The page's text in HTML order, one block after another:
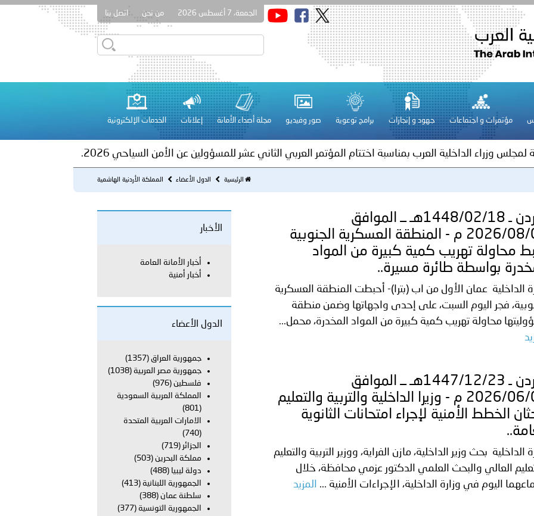
الجمعة، 7 أغسطس 2026 من نحن اتصل بنا
مؤتمرات و اجتماعات جهود و إنجازات برامج توعوية صور وفيديو مجلة أصداء الأمانة إعلانات الخدمات الإلكترونية
الكويت ـ 1448/02/22هـ ــ الموافق 2026/08/05 م - بمناسبة صدور المرسومين الأميريين معالي النائب الأول لرئيس مجلس الوزراء
بتعيين اللواء حمد أحمد المنيفي وكيل وزارة مساعد لشؤون الأمن العام..
لمجلس وزراء الداخلية العرب بشأن الاعتداءات الإرهابية الحوثية على الأعيان المدنية في مدينة نـجران
لمجلس وزراء الداخلية العرب بمناسبة اختتام المؤتمر العربي الثاني عشر للمسؤولين عن الأمن السياحي 2026.
مشروع قانون عربي استرشادي لحماية الآثار والتراث الوطني
عشر للمسؤولين عن الأمن السياحي
فلسطين ـ 1448/02/22هـ ــ الموافق 2026/08/05 م - الشرطة الفلسطينية والكلية الدولية الجامعية للعلوم والصحة توقعان اتفاقية
في المجالات الأكاديمية والتدريبية، والتوعية والإرشاد المجتمعي..
الإمارات ـ 1448/02/22هـ ــ الموافق 2026/08/05 م - شرطة أبوظبي تحذر من زيادة عدد الركاب في المركبات حفاظًا على سلامة
الإمارات ـ 1448/02/22هـ ــ الموافق 2026/08/05 م - شرطة أبوظبي تطلع وفد الشرطة الإيطالية على منظومتي التأهيل الشرطي
الإمارات ـ 1448/02/22هـ ــ الموافق 2026/08/05 م - شرطة أبوظبي تنظم حملة للتبرع بالدم في منطقة الظفرة تعزيزا للمسؤولية
الكويت ـ 1448/02/22هـ ــ الموافق 2026/08/05 م - بمناسبة صدور المرسومين الأميريين معالي النائب الأول لرئيس مجلس الوزراء
الرئيسية الدول الأعضاء المملكة الأردنية الهاشمية
الأردن ـ 1448/02/18هـ ــ الموافق
2026/08/01 م - المنطقة العسكرية الجنوبية
محاولة تهريب كمية كبيرة من المواد
بواسطة طائرة مسيرة..
الداخلية عمان الأول من اب (بترا)- أحبطت المنطقة العسكرية
فجر اليوم السبت، على إحدى واجهاتها وضمن منطقة
محاولة تهريب كمية كبيرة من المواد المخدرة، محمل...
الأردن ـ 1447/12/23هـ ــ الموافق
2026/06/09 م - وزيرا الداخلية والتربية والتعليم
الخطط الأمنية لإجراء امتحانات الثانوية
الداخلية بحث وزير الداخلية، مازن الفراية، ووزير التربية والتعليم
العالي والبحث العلمي الدكتور عزمي محافظة، خلال
اليوم في وزارة الداخلية، الإجراءات الأمنية ...
المزيد
الأخبار
أخبار الأمانة العامة
أخبار أمنية
الدول الأعضاء
جمهورية العراق (1357)
جمهورية مصر العربية (1038)
فلسطين(976)
المملكة العربية السعودية
(801)
الامارات العربية المتحدة
(740)
الجزائر (719)
مملكة البحرين (503)
دولة ليبيا (488)
الجمهورية اللبنانية (413)
سلطنة عمان (388)
الجمهورية التونسية (377)